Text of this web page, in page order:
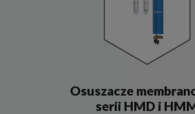
Osuszacze
serii HMD i